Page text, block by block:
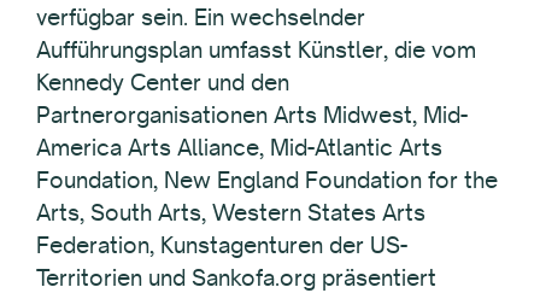
verfügbar sein. Ein wechselnder
Aufführungsplan umfasst Künstler, die vom
Kennedy Center und den
Partnerorganisationen Arts Midwest, Mid-
America Arts Alliance, Mid-Atlantic Arts
Foundation, New England Foundation for the
Arts, South Arts, Western States Arts
Federation, Kunstagenturen der US-
Territorien und Sankofa.org präsentiert